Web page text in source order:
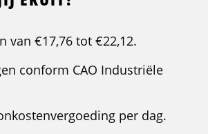
van €17,76 tot €22,12.
conform CAO Industriële
per dag.